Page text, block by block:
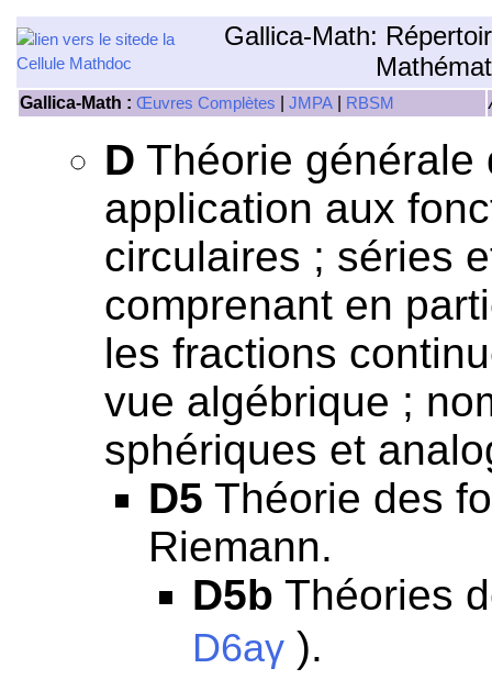
Gallica-Math:
Gallica-Math : Œuvres Complètes JMPA RBSM
D Théorie générale
application aux
circulaires ; séries
comprenant en
les fractions
vue algébrique ;
sphériques et
D5 Théorie des
Riemann.
D5b Théories
D6aγ ).